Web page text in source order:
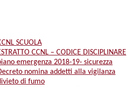
SCUOLA
CCNL – CODICE DISCIPLINARE
emergenza 2018-19- sicurezza
nomina addetti alla vigilanza
di fumo